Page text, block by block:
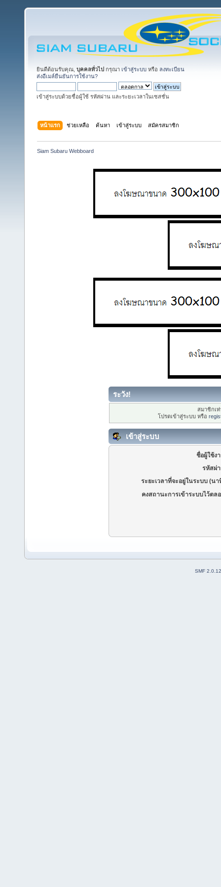
ยินดีต้อนรับคุณ, บุคคลทั่วไป กรุณา เข้าสู่ระบบ หรือ ลงทะเบียน
ส่งอีเมล์ยืนยันการใช้งาน?
เข้าสู่ระบบด้วยชื่อผู้ใช้ รหัสผ่าน และระยะเวลาในเซสชั่น
หน้าแรก ช่วยเหลือ ค้นหา เข้าสู่ระบบ สมัครสมาชิก
Siam Subaru Webboard
ระวัง!
สมาชิกเ
โปรดเข้าสู่ระบบ หรือ
เข้าสู่ระบบ
ชื่อผู้ใช้ง
รหัสผ่
ระยะเวลาที่จะอยู่ในระบบ (นา
คงสถานะการเข้าระบบไว้ตล
SMF 2.0.12